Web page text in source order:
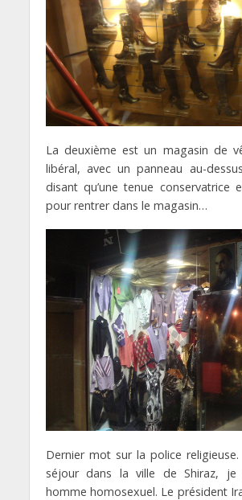
La deuxième est un magasin de
libéral, avec un panneau au-
disant qu’une tenue conservatrice
pour rentrer dans le magasin…
Dernier mot sur la police
séjour dans la ville de Shiraz, je
homme homosexuel. Le président